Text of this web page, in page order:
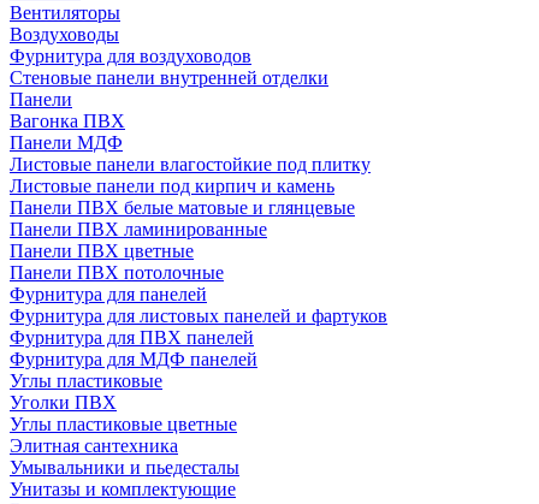
Вентиляторы
Воздуховоды
Фурнитура для воздуховодов
Стеновые панели внутренней отделки
Панели
Вагонка ПВХ
Панели МДФ
Листовые панели влагостойкие под плитку
Листовые панели под кирпич и камень
Панели ПВХ белые матовые и глянцевые
Панели ПВХ ламинированные
Панели ПВХ цветные
Панели ПВХ потолочные
Фурнитура для панелей
Фурнитура для листовых панелей и фартуков
Фурнитура для ПВХ панелей
Фурнитура для МДФ панелей
Углы пластиковые
Уголки ПВХ
Углы пластиковые цветные
Элитная сантехника
Умывальники и пьедесталы
Унитазы и комплектующие